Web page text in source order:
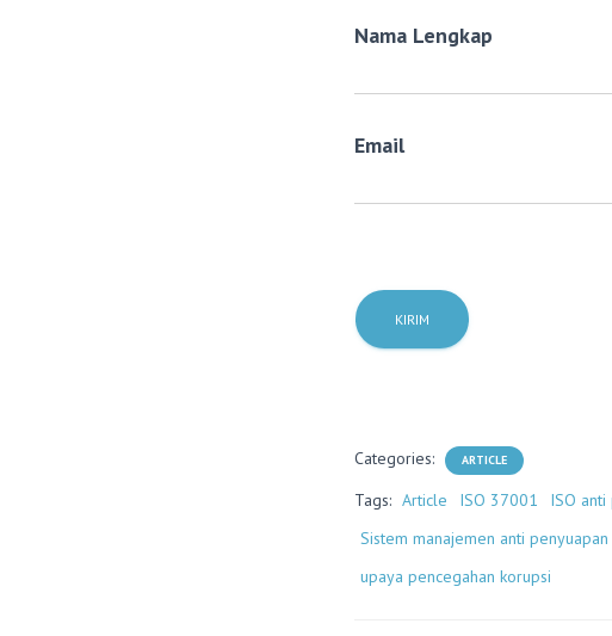
Nama Lengkap
Email
Categories: ARTICLE
Tags: Article ISO 37001 ISO anti
Sistem manajemen anti penyuapan
upaya pencegahan korupsi